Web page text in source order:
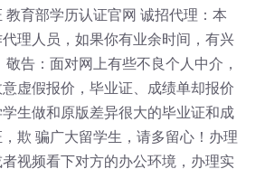
教育部学历认证官网 诚招代理：本
理人员，如果你有业余时间，有兴
告：面对网上有些不良个人中介，
虚假报价，毕业证、成绩单却报价
生做和原版差异很大的毕业证和成
欺 骗广大留学生，请多留心！办理
视频看下对方的办公环境，办理实